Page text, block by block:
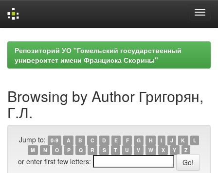
navigationРепозиторий УО "Гомельский государственный
университет имени Франциска Скорины"
Browsing by Author Григорян,
Г.Л.
Jump to: 0-9 A B C D E F G H I J K
L
M
N O P Q R S T U V W X Y Z
or enter first few letters: